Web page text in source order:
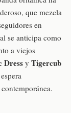
que mezcla
en
se anticipa como
a viejos
Dressy Tigercub